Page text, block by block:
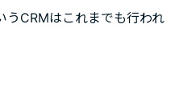
うCRMはこれまでも行われ